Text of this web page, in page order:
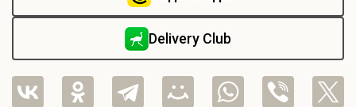
Delivery Club